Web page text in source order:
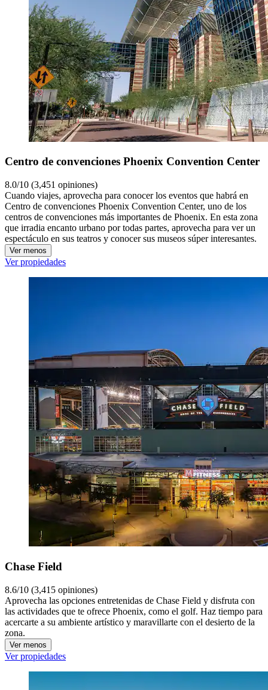
Centro de convenciones Phoenix Convention Center
8.0/10 (3,451 opiniones)
Cuando viajes, aprovecha para conocer los eventos que habrá en
Centro de convenciones Phoenix Convention Center, uno de los
centros de convenciones más importantes de Phoenix. En esta zona
que irradia encanto urbano por todas partes, aprovecha para ver un
espectáculo en sus teatros y conocer sus museos súper interesantes.
Ver menos
Ver propiedades
Chase Field
8.6/10 (3,415 opiniones)
Aprovecha las opciones entretenidas de Chase Field y disfruta con
las actividades que te ofrece Phoenix, como el golf. Haz tiempo para
acercarte a su ambiente artístico y maravillarte con el desierto de la
zona.
Ver menos
Ver propiedades